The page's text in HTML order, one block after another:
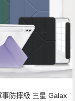
事防摔級 三星 Galax